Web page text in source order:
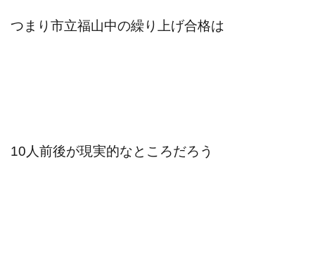
つまり市立福山中の繰り上げ合格は
10人前後が現実的なところだろう